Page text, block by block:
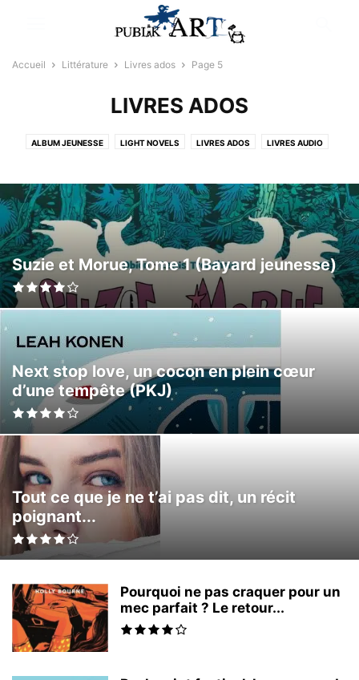
Accueil Littérature Livres ados Page 5
LIVRES ADOS
ALBUM JEUNESSE LIGHT NOVELS LIVRES ADOS LIVRES AUDIO
Suzie et Morue, Tome 1 (Bayard jeunesse)
Next stop love, un cocon en plein cœur
d’une tempête (PKJ)
Tout ce que je ne t’ai pas dit, un récit
poignant...
Pourquoi ne pas craquer pour un
mec parfait ? Le retour...